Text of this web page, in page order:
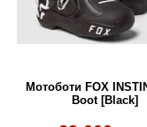
Мотоботи FOX
Boot [Black]